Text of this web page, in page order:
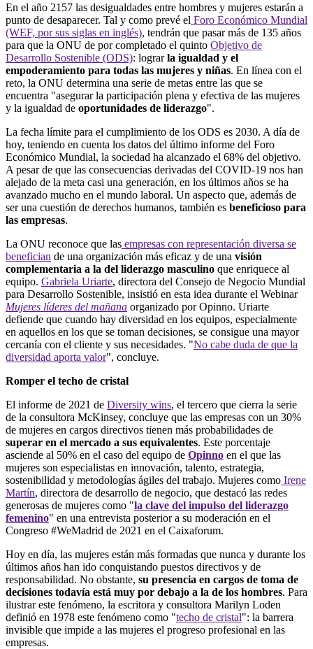
En el año 2157 las desigualdades entre hombres y mujeres estarán a
punto de desaparecer. Tal y como prevé el Foro Económico Mundial
(WEF, por sus siglas en inglés), tendrán que pasar más de 135 años
para que la ONU de por completado el quinto Objetivo de
Desarrollo Sostenible (ODS): lograrla igualdad y el
empoderamiento para todas las mujeres y niñas. En línea con el
reto, la ONU determina una serie de metas entre las que se
encuentra "asegurar la participación plena y efectiva de las mujeres
y la igualdad de oportunidades de liderazgo".
La fecha límite para el cumplimiento de los ODS es 2030. A día de
hoy, teniendo en cuenta los datos del último informe del Foro
Económico Mundial, la sociedad ha alcanzado el 68% del objetivo.
A pesar de que las consecuencias derivadas del COVID-19 nos han
alejado de la meta casi una generación, en los últimos años se ha
avanzado mucho en el mundo laboral. Un aspecto que, además de
ser una cuestión de derechos humanos, también es beneficioso para
las empresas.
La ONU reconoce que las empresas con representación diversa se
benefician de una organización más eficaz y de una visión
complementaria a la del liderazgo masculino que enriquece al
equipo. Gabriela Uriarte, directora del Consejo de Negocio Mundial
para Desarrollo Sostenible, insistió en esta idea durante el Webinar
Mujeres líderes del mañana organizado por Opinno. Uriarte
defiende que cuando hay diversidad en los equipos, especialmente
en aquellos en los que se toman decisiones, se consigue una mayor
cercanía con el cliente y sus necesidades. "No cabe duda de que la
diversidad aporta valor", concluye.
Romper el techo de cristal
El informe de 2021 de Diversity wins, el tercero que cierra la serie
de la consultora McKinsey, concluye que las empresas con un 30%
de mujeres en cargos directivos tienen más probabilidades de
superar en el mercado a sus equivalentes. Este porcentaje
asciende al 50% en el caso del equipo de Opinno en el que las
mujeres son especialistas en innovación, talento, estrategia,
sostenibilidad y metodologías ágiles del trabajo. Mujeres como Irene
Martín, directora de desarrollo de negocio, que destacó las redes
generosas de mujeres como "la clave del impulso del liderazgo
femenino" en una entrevista posterior a su moderación en el
Congreso #WeMadrid de 2021 en el Caixaforum.
Hoy en día, las mujeres están más formadas que nunca y durante los
últimos años han ido conquistando puestos directivos y de
responsabilidad. No obstante, su presencia en cargos de toma de
decisiones todavía está muy por debajo a la de los hombres. Para
ilustrar este fenómeno, la escritora y consultora Marilyn Loden
definió en 1978 este fenómeno como "techo de cristal": la barrera
invisible que impide a las mujeres el progreso profesional en las
empresas.